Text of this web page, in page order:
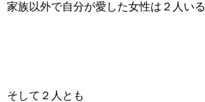
家族以外で自分が愛した女性は２人いる
そして２人とも